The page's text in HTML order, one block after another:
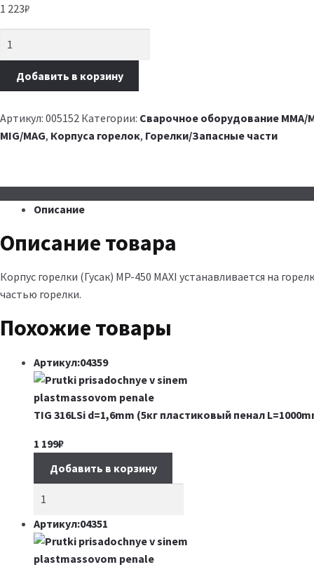
1 223₽
Добавить в корзину
Артикул: 005152 Категории: Сварочное оборудование MMA/
MIG/MAG, Корпуса горелок, Горелки/Запасные части
Описание
Описание товара
Корпус горелки (Гусак) MP-450 MAXI устанавливается на
частью горелки.
Похожие товары
Артикул:04359
TIG 316LSi d=1,6mm (5кг пластиковый пенал
1 199₽
Добавить в корзину
Артикул:04351